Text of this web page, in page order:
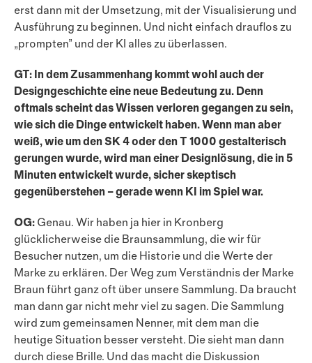
erst dann mit der Umsetzung, mit der Visualisierung und
Aus­führung zu beginnen. Und nicht einfach drauflos zu
„prompten” und der KI alles zu überlassen.
GT: In dem Zusammenhang kommt wohl auch der
Designgeschichte eine neue Bedeutung zu. Denn
oftmals scheint das Wissen verloren gegangen zu sein,
wie sich die Dinge entwickelt haben. Wenn man aber
weiß, wie um den SK 4 oder den T 1000 gestalterisch
gerungen wurde, wird man einer Designlösung, die in 5
Minuten entwickelt wurde, sicher skeptisch
gegenüberstehen – gerade wenn KI im Spiel war.
OG: Genau. Wir haben ja hier in Kronberg
glücklicherweise die Braunsammlung, die wir für
Besucher nutzen, um die Historie und die Werte der
Marke zu erklären. Der Weg zum Verständnis der Marke
Braun führt ganz oft über unsere Sammlung. Da braucht
man dann gar nicht mehr viel zu sagen. Die Sammlung
wird zum gemein­samen Nenner, mit dem man die
heutige Situation besser versteht. Die sieht man dann
durch diese Brille. Und das macht die Diskussion